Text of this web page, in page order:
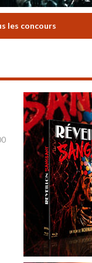
les concours